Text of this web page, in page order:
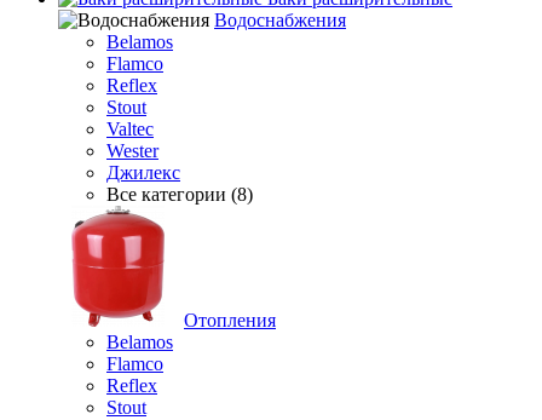
Водоснабжения
Belamos
Flamco
Reflex
Stout
Valtec
Wester
Джилекс
Все категории (8)
Отопления
Belamos
Flamco
Reflex
Stout